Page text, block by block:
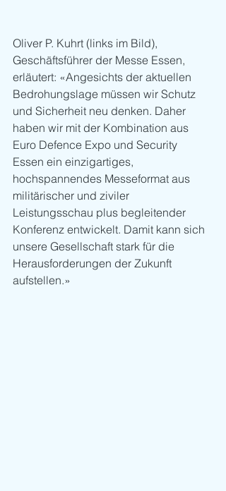
Oliver P. Kuhrt (links im Bild),
Geschäftsführer der Messe Essen,
erläutert: «Angesichts der aktuellen
Bedrohungslage müssen wir Schutz
und Sicherheit neu denken. Daher
haben wir mit der Kombination aus
Euro Defence Expo und Security
Essen ein einzigartiges,
hochspannendes Messeformat aus
militärischer und ziviler
Leistungsschau plus begleitender
Konferenz entwickelt. Damit kann sich
unsere Gesellschaft stark für die
Herausforderungen der Zukunft
aufstellen.»